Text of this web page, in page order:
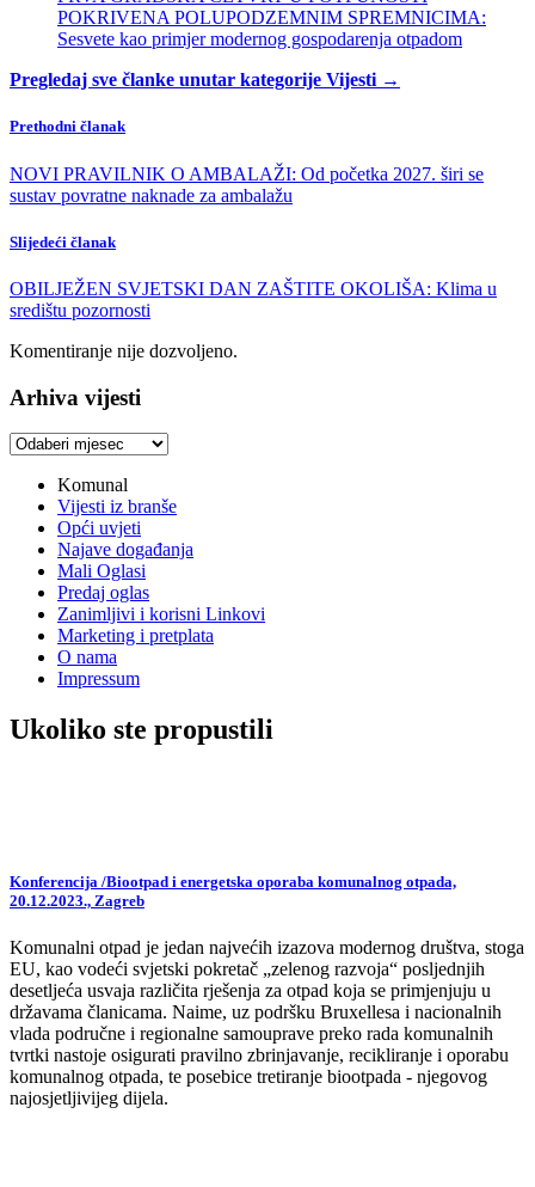
POKRIVENA POLUPODZEMNIM SPREMNICIMA:
Sesvete kao primjer modernog gospodarenja otpadom
Pregledaj sve članke unutar kategorije Vijesti →
Prethodni članak
NOVI PRAVILNIK O AMBALAŽI: Od početka 2027. širi se
sustav povratne naknade za ambalažu
Slijedeći članak
OBILJEŽEN SVJETSKI DAN ZAŠTITE OKOLIŠA: Klima u
središtu pozornosti
Komentiranje nije dozvoljeno.
Arhiva vijesti
Arhiva
Komunal
Vijesti iz branše
Opći uvjeti
Najave događanja
Mali Oglasi
Predaj oglas
Zanimljivi i korisni Linkovi
Marketing i pretplata
O nama
Impressum
Ukoliko ste propustili
Konferencija /Biootpad i energetska oporaba komunalnog otpada,
20.12.2023., Zagreb
Komunalni otpad je jedan najvećih izazova modernog društva, stoga
EU, kao vodeći svjetski pokretač „zelenog razvoja“ posljednjih
desetljeća usvaja različita rješenja za otpad koja se primjenjuju u
državama članicama. Naime, uz podršku Bruxellesa i nacionalnih
vlada područne i regionalne samouprave preko rada komunalnih
tvrtki nastoje osigurati pravilno zbrinjavanje, recikliranje i oporabu
komunalnog otpada, te posebice tretiranje biootpada - njegovog
najosjetljivijeg dijela.